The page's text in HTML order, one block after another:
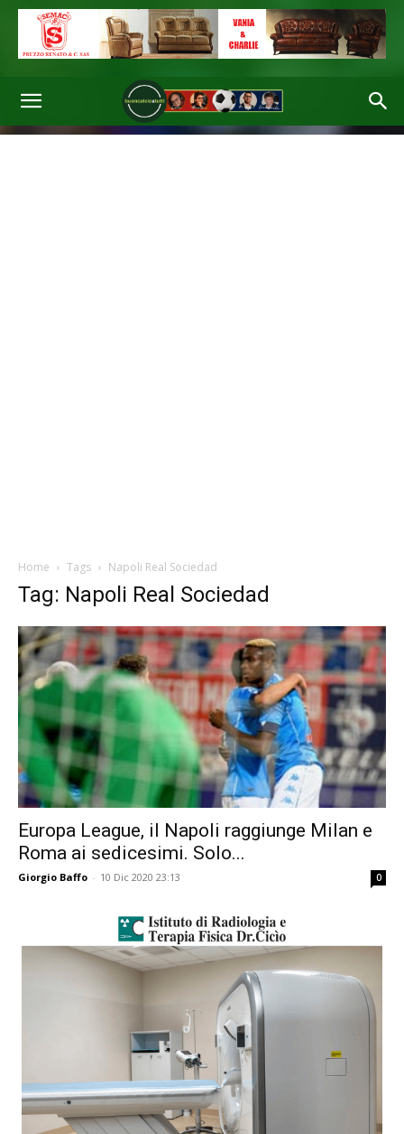
Home Tags Napoli Real Sociedad
Tag: Napoli Real Sociedad
Europa League, il Napoli raggiunge Milan e
Roma ai sedicesimi. Solo...
Giorgio Baffo - 10 Dic 2020 23:13 0